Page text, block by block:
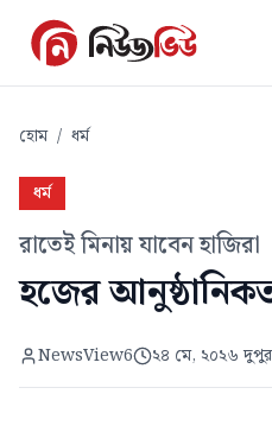
হোম / ধর্ম
ধর্ম
রাতেই মিনায় যাবেন হাজিরা
হজের
NewsView6 ২৪ মে, ২০২৬